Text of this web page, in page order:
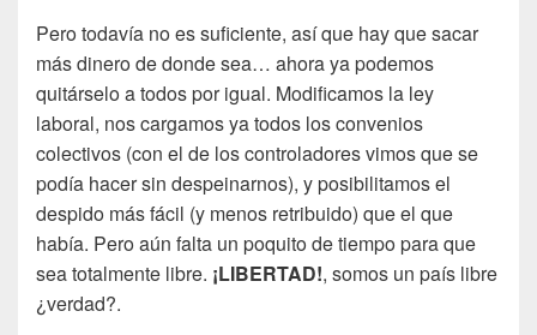
Pero todavía no es suficiente, así que hay que sacar
más dinero de donde sea… ahora ya podemos
quitárselo a todos por igual. Modificamos la ley
laboral, nos cargamos ya todos los convenios
colectivos (con el de los controladores vimos que se
podía hacer sin despeinarnos), y posibilitamos el
despido más fácil (y menos retribuido) que el que
había. Pero aún falta un poquito de tiempo para que
sea totalmente libre. ¡LIBERTAD!, somos un país libre
¿verdad?.